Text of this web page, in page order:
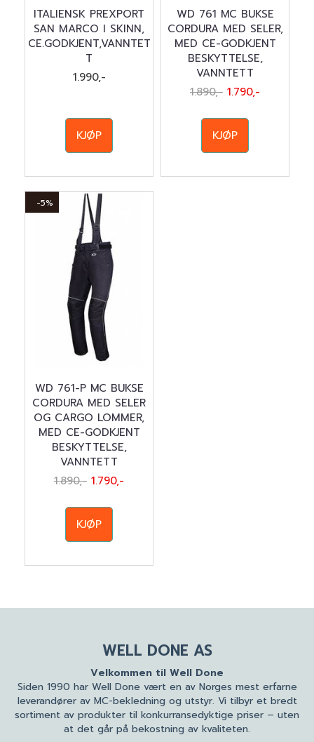
ITALIENSK PREXPORT
SAN MARCO I SKINN,
CE.GODKJENT,VANNTET
T
1.990,-
KJØP
WD 761 MC BUKSE
CORDURA MED SELER,
MED CE-GODKJENT
BESKYTTELSE,
VANNTETT
1.890,- 1.790,-
KJØP
-5%
WD 761-P MC BUKSE
CORDURA MED SELER
OG CARGO LOMMER,
MED CE-GODKJENT
BESKYTTELSE,
VANNTETT
1.890,- 1.790,-
KJØP
WELL DONE AS
Velkommen til Well Done
Siden 1990 har Well Done vært en av Norges mest erfarne
leverandører av MC-bekledning og utstyr. Vi tilbyr et bredt
sortiment av produkter til konkurransedyktige priser – uten
at det går på bekostning av kvaliteten.